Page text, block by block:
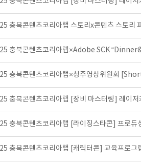
충북콘텐츠코리아랩 스토리x콘텐츠 스토리
충북콘텐츠코리아랩×Adobe SCK
충북콘텐츠코리아랩×청주영상위원회
충북콘텐츠코리아랩 [장비 마스터링] 레이저
충북콘텐츠코리아랩 [라이징스타콘] 프로듀
충북콘텐츠코리아랩 [캐릭터콘] 교육프로그